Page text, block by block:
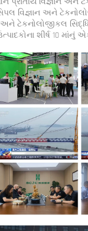
વિજ્ઞાન અને
ટેકનોલોજીકલ
શીર્ષ 10 માંનું